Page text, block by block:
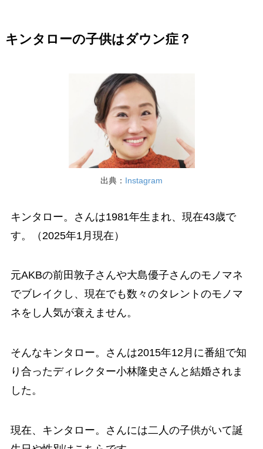
キンタローの子供はダウン症？
出典： Instagram
キンタロー。さんは1981年生まれ、現在43歳で
す。（2025年1月現在）
元AKBの前田敦子さんや大島優子さんのモノマネ
でブレイクし、現在でも数々のタレントのモノマ
ネをし人気が衰えません。
そんなキンタロー。さんは2015年12月に番組で知
り合ったディレクター小林隆史さんと結婚されま
した。
現在、キンタロー。さんには二人の子供がいて誕